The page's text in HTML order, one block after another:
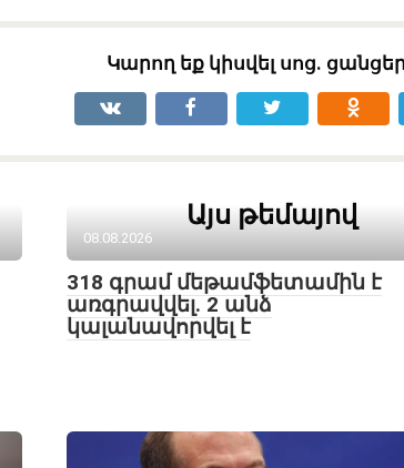
Կարող եք կիսվել սոց․
Այս թեմայով
08.08.2026
318 գրամ մեթամֆետամին է
առգրավվել․ 2 անձ
կալանավորվել է